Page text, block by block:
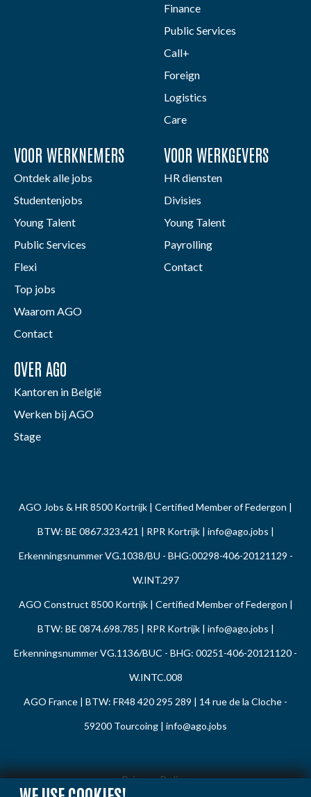
Finance
Public Services
Call+
Foreign
Logistics
Care
VOOR WERKNEMERS
Ontdek alle jobs
Studentenjobs
Young Talent
Public Services
Flexi
Top jobs
Waarom AGO
Contact
VOOR WERKGEVERS
HR diensten
Divisies
Young Talent
Payrolling
Contact
OVER AGO
Kantoren in België
Werken bij AGO
Stage
AGO Jobs & HR 8500 Kortrijk | Certified Member of Federgon |
BTW: BE 0867.323.421 | RPR Kortrijk | info@ago.jobs |
Erkenningsnummer VG.1038/BU - BHG:00298-406-20121129 -
W.INT.297
AGO Construct 8500 Kortrijk | Certified Member of Federgon |
BTW: BE 0874.698.785 | RPR Kortrijk | info@ago.jobs |
Erkenningsnummer VG.1136/BUC - BHG: 00251-406-20121120 -
W.INTC.008
AGO France | BTW: FR48 420 295 289 | 14 rue de la Cloche -
59200 Tourcoing | info@ago.jobs
Privacy Policy